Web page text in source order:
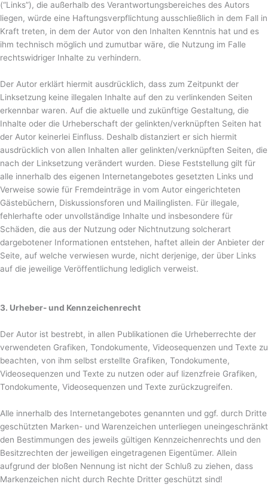
(“Links”), die außerhalb des Verantwortungsbereiches des Autors
liegen, würde eine Haftungsverpflichtung ausschließlich in dem Fall in
Kraft treten, in dem der Autor von den Inhalten Kenntnis hat und es
ihm technisch möglich und zumutbar wäre, die Nutzung im Falle
rechtswidriger Inhalte zu verhindern.
Der Autor erklärt hiermit ausdrücklich, dass zum Zeitpunkt der
Linksetzung keine illegalen Inhalte auf den zu verlinkenden Seiten
erkennbar waren. Auf die aktuelle und zukünftige Gestaltung, die
Inhalte oder die Urheberschaft der gelinkten/verknüpften Seiten hat
der Autor keinerlei Einfluss. Deshalb distanziert er sich hiermit
ausdrücklich von allen Inhalten aller gelinkten/verknüpften Seiten, die
nach der Linksetzung verändert wurden. Diese Feststellung gilt für
alle innerhalb des eigenen Internetangebotes gesetzten Links und
Verweise sowie für Fremdeinträge in vom Autor eingerichteten
Gästebüchern, Diskussionsforen und Mailinglisten. Für illegale,
fehlerhafte oder unvollständige Inhalte und insbesondere für
Schäden, die aus der Nutzung oder Nichtnutzung solcherart
dargebotener Informationen entstehen, haftet allein der Anbieter der
Seite, auf welche verwiesen wurde, nicht derjenige, der über Links
auf die jeweilige Veröffentlichung lediglich verweist.
3. Urheber- und Kennzeichenrecht
Der Autor ist bestrebt, in allen Publikationen die Urheberrechte der
verwendeten Grafiken, Tondokumente, Videosequenzen und Texte zu
beachten, von ihm selbst erstellte Grafiken, Tondokumente,
Videosequenzen und Texte zu nutzen oder auf lizenzfreie Grafiken,
Tondokumente, Videosequenzen und Texte zurückzugreifen.
Alle innerhalb des Internetangebotes genannten und ggf. durch Dritte
geschützten Marken- und Warenzeichen unterliegen uneingeschränkt
den Bestimmungen des jeweils gültigen Kennzeichenrechts und den
Besitzrechten der jeweiligen eingetragenen Eigentümer. Allein
aufgrund der bloßen Nennung ist nicht der Schluß zu ziehen, dass
Markenzeichen nicht durch Rechte Dritter geschützt sind!